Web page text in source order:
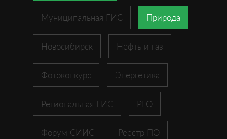
Муниципальная ГИС Природа
Новосибирск Нефть и газ
Фотоконкурс Энергетика
Региональная ГИС РГО
Форум СИИС Реестр ПО